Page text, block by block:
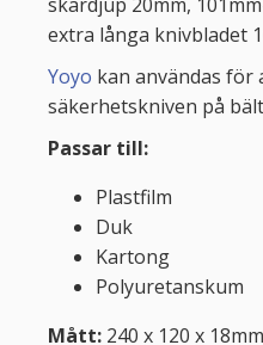
extra långa knivbladet
Yoyo kan användas för
säkerhetskniven på
Passar till:
Plastfilm
Duk
Kartong
Polyuretanskum
Mått: 240 x 120 x 18mm